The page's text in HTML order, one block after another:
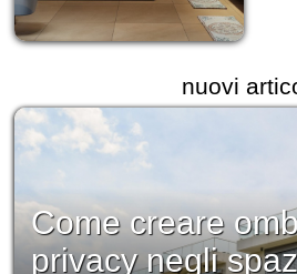
nuovi
Come creare
privacy negli